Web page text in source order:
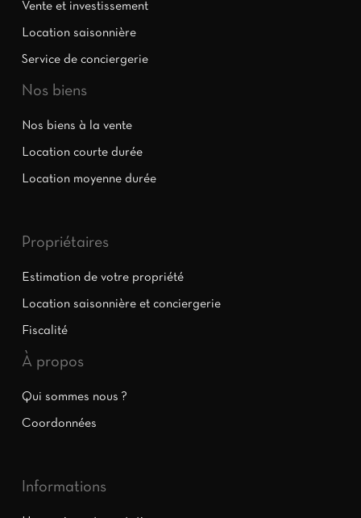
Vente et investissement
Location saisonnière
Service de conciergerie
Nos biens
Nos biens à la vente
Location courte durée
Location moyenne durée
Propriétaires
Estimation de votre propriété
Location saisonnière et conciergerie
Fiscalité
À propos
Qui sommes nous ?
Coordonnées
Informations